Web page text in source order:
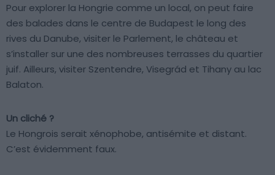
Pour explorer la Hongrie comme un local, on peut faire
des balades dans le centre de Budapest le long des
rives du Danube, visiter le Parlement, le château et
s’installer sur une des nombreuses terrasses du quartier
juif. Ailleurs, visiter Szentendre, Visegrád et Tihany au lac
Balaton.
Un cliché ?
Le Hongrois serait xénophobe, antisémite et distant.
C’est évidemment faux.